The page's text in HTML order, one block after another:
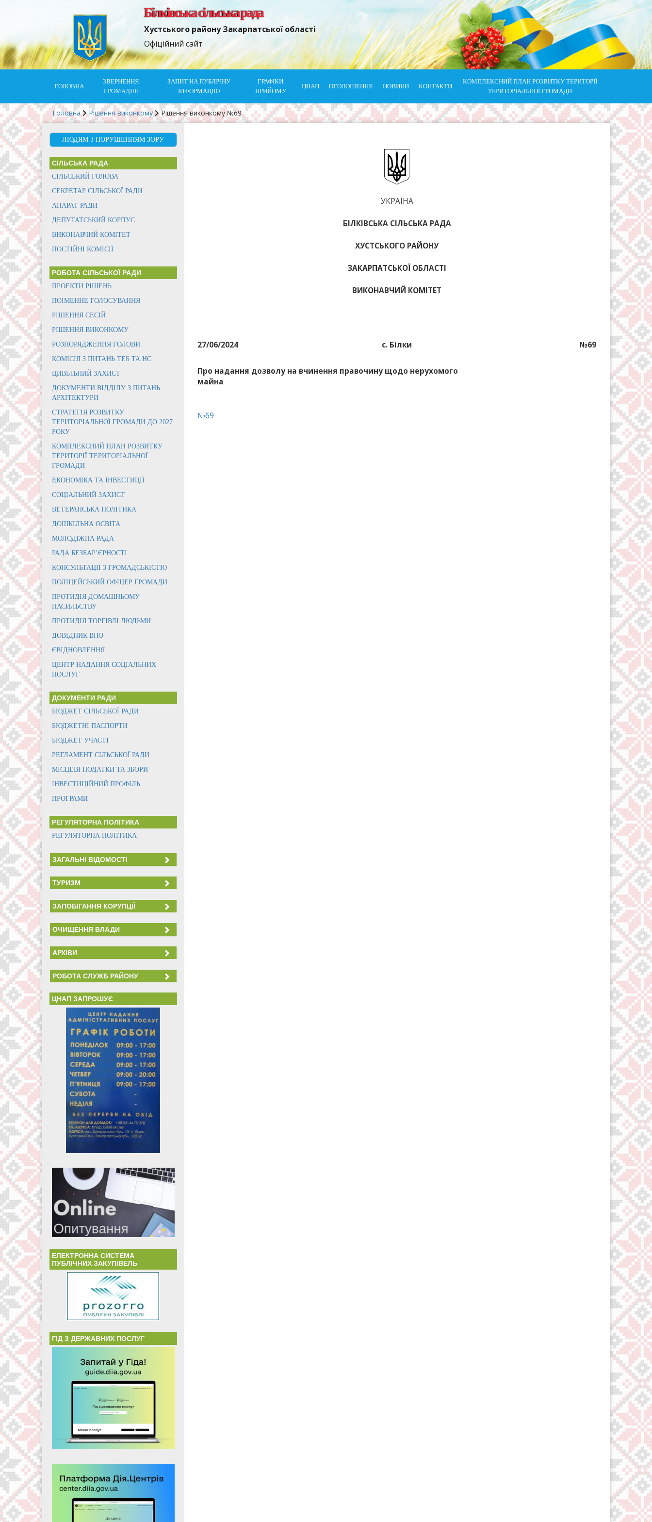
Білківська сільська рада
Хустського району Закарпатської області
Офіційний сайт
ГОЛОВНА
ЗВЕРНЕННЯ
ГРОМАДЯН
ЗАПИТ НА ПУБЛІЧНУ
ІНФОРМАЦІЮ
ГРАФІКИ
ПРИЙОМУ
ЦНАП ОГОЛОШЕННЯ НОВИНИ КОНТАКТИ
КОМПЛЕКСНИЙ ПЛАН РОЗВИТКУ ТЕРИТОРІЇ
ТЕРИТОРІАЛЬНОЇ ГРОМАДИ
Головна Рішення виконкому Рішення виконкому №69
ЛЮДЯМ З ПОРУШЕННЯМ ЗОРУ
СІЛЬСЬКА РАДА
СІЛЬСЬКИЙ ГОЛОВА
СЕКРЕТАР СІЛЬСЬКОЇ РАДИ
АПАРАТ РАДИ
ДЕПУТАТСЬКИЙ КОРПУС
ВИКОНАВЧИЙ КОМІТЕТ
ПОСТІЙНІ КОМІСІЇ
РОБОТА СІЛЬСЬКОЇ РАДИ
ПРОЕКТИ РІШЕНЬ
ПОІМЕННЕ ГОЛОСУВАННЯ
РІШЕННЯ СЕСІЙ
РІШЕННЯ ВИКОНКОМУ
РОЗПОРЯДЖЕННЯ ГОЛОВИ
КОМІСІЯ З ПИТАНЬ ТЕБ ТА НС
ЦИВІЛЬНИЙ ЗАХИСТ
ДОКУМЕНТИ ВІДДІЛУ З ПИТАНЬ
АРХІТЕКТУРИ
СТРАТЕГІЯ РОЗВИТКУ
ТЕРИТОРІАЛЬНОЇ ГРОМАДИ ДО 2027
РОКУ
КОМПЛЕКСНИЙ ПЛАН РОЗВИТКУ
ТЕРИТОРІЇ ТЕРИТОРІАЛЬНОЇ
ГРОМАДИ
ЕКОНОМІКА ТА ІНВЕСТИЦІЇ
СОЦІАЛЬНИЙ ЗАХИСТ
ВЕТЕРАНСЬКА ПОЛІТИКА
ДОШКІЛЬНА ОСВІТА
МОЛОДІЖНА РАДА
РАДА БЕЗБАР’ЄРНОСТІ
КОНСУЛЬТАЦІЇ З ГРОМАДСЬКІСТЮ
ПОЛІЦЕЙСЬКИЙ ОФІЦЕР ГРОМАДИ
ПРОТИДІЯ ДОМАШНЬОМУ
НАСИЛЬСТВУ
ПРОТИДІЯ ТОРГІВЛІ ЛЮДЬМИ
ДОВІДНИК ВПО
ЄВІДНОВЛЕННЯ
ЦЕНТР НАДАННЯ СОЦІАЛЬНИХ
ПОСЛУГ
ДОКУМЕНТИ РАДИ
БЮДЖЕТ СІЛЬСЬКОЇ РАДИ
БЮДЖЕТНІ ПАСПОРТИ
БЮДЖЕТ УЧАСТІ
РЕГЛАМЕНТ СІЛЬСЬКОЇ РАДИ
МІСЦЕВІ ПОДАТКИ ТА ЗБОРИ
ІНВЕСТИЦІЙНИЙ ПРОФІЛЬ
ПРОГРАМИ
РЕГУЛЯТОРНА ПОЛІТИКА
РЕГУЛЯТОРНА ПОЛІТИКА
ЗАГАЛЬНІ ВІДОМОСТІ
ТУРИЗМ
ЗАПОБІГАННЯ КОРУПЦІЇ
ОЧИЩЕННЯ ВЛАДИ
АРХІВИ
РОБОТА СЛУЖБ РАЙОНУ
ЦНАП ЗАПРОШУЄ
ЕЛЕКТРОННА СИСТЕМА
ПУБЛІЧНИХ ЗАКУПІВЕЛЬ
ГІД З ДЕРЖАВНИХ ПОСЛУГ
УКРАЇНА
БІЛКІВСЬКА СІЛЬСЬКА РАДА
ХУСТСЬКОГО РАЙОНУ
ЗАКАРПАТСЬКОЇ ОБЛАСТІ
ВИКОНАВЧИЙ КОМІТЕТ
27/06/2024 с. Білки №69
Про надання дозволу на вчинення правочину щодо нерухомого
майна
№69